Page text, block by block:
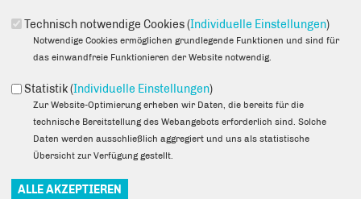
ren wir wie­der dieBer­li­ner Woche. Die­ses Mal geht es u.a. um
den ÖPNV-Aus­bau für Hohen­schön­hau­sen und die Zukunft der
Orts­um­fah­rung Mal­chow. Außer­dem wer­den Fotos für das 50-
jäh­ri­ge Jubi­lä­um des Orts­teils Fenn­pfuhl gesucht und in der
Anna-Seg­hers-Biblio­thek gibt es eine neue Kunst­aus­stel­lung zu
bestau­nen. Wie immer ger­ne rein­le­sen und rein­schau­en.
Technisch notwendige Cookies (Individuelle Einstellungen)
Notwendige Cookies ermöglichen grundlegende Funktionen und sind für
das einwandfreie Funktionieren der Website notwendig.
Statistik (Individuelle Einstellungen)
Zur Website-Optimierung erheben wir Daten, die bereits für die
technische Bereitstellung des Webangebots erforderlich sind. Solche
Daten werden ausschließlich aggregiert und uns als statistische
Übersicht zur Verfügung gestellt.